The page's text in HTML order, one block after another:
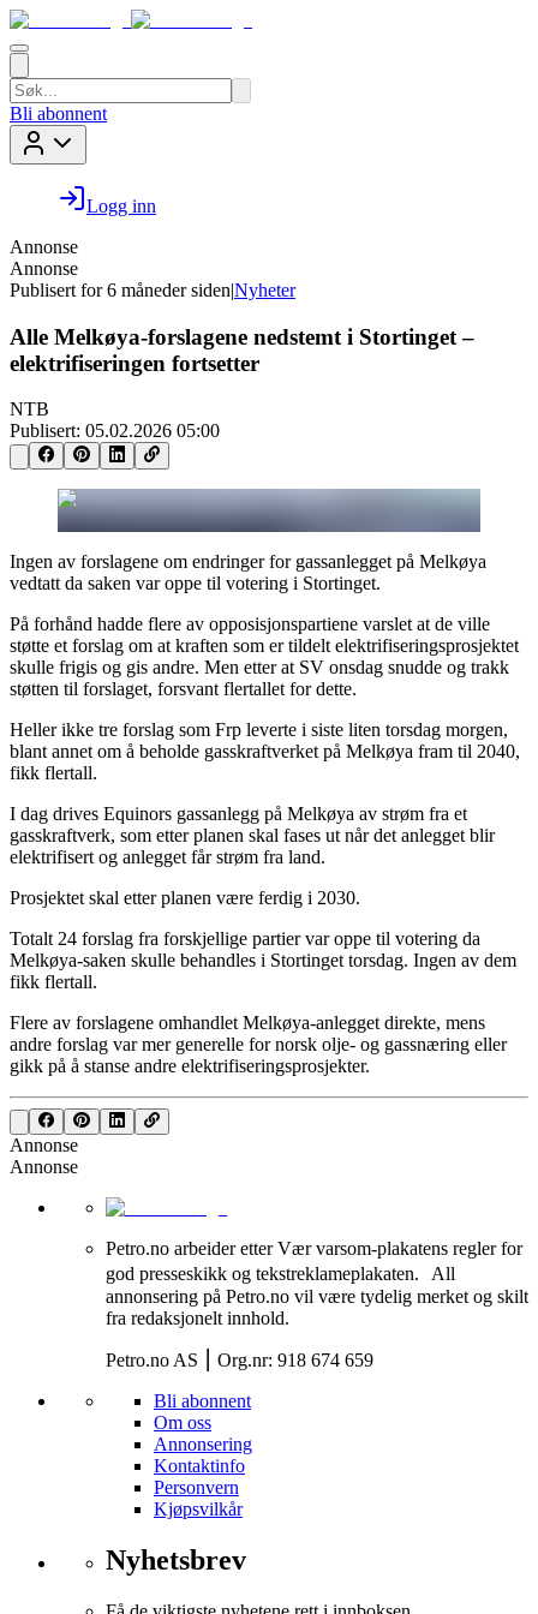
Bli abonnent
Logg inn
Annonse
Annonse
Publisert for 6 måneder siden|Nyheter
Alle Melkøya-forslagene nedstemt i Stortinget –
elektrifiseringen fortsetter
NTB
Publisert: 05.02.2026 05:00
Ingen av forslagene om endringer for gassanlegget på Melkøya
vedtatt da saken var oppe til votering i Stortinget.
På forhånd hadde flere av opposisjonspartiene varslet at de ville
støtte et forslag om at kraften som er tildelt elektrifiseringsprosjektet
skulle frigis og gis andre. Men etter at SV onsdag snudde og trakk
støtten til forslaget, forsvant flertallet for dette.
Heller ikke tre forslag som Frp leverte i siste liten torsdag morgen,
blant annet om å beholde gasskraftverket på Melkøya fram til 2040,
fikk flertall.
I dag drives Equinors gassanlegg på Melkøya av strøm fra et
gasskraftverk, som etter planen skal fases ut når det anlegget blir
elektrifisert og anlegget får strøm fra land.
Prosjektet skal etter planen være ferdig i 2030.
Totalt 24 forslag fra forskjellige partier var oppe til votering da
Melkøya-saken skulle behandles i Stortinget torsdag. Ingen av dem
fikk flertall.
Flere av forslagene omhandlet Melkøya-anlegget direkte, mens
andre forslag var mer generelle for norsk olje- og gassnæring eller
gikk på å stanse andre elektrifiseringsprosjekter.
Annonse
Annonse
Petro.no arbeider etter Vær varsom-plakatens regler for
god presseskikk og tekstreklameplakaten. All
annonsering på Petro.no vil være tydelig merket og skilt
fra redaksjonelt innhold.
Petro.no AS ⎮ Org.nr: 918 674 659
Bli abonnent
Om oss
Annonsering
Kontaktinfo
Personvern
Kjøpsvilkår
Nyhetsbrev